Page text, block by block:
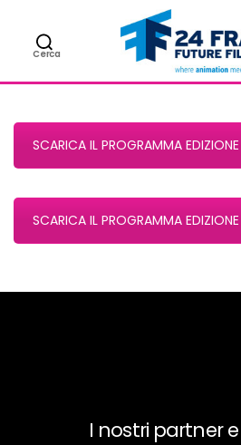
Cerca
Film
Fest
Edizione 2025
SCARICA IL PROGRAMMA
SCARICA IL PROGRAMMA
I nostri partner